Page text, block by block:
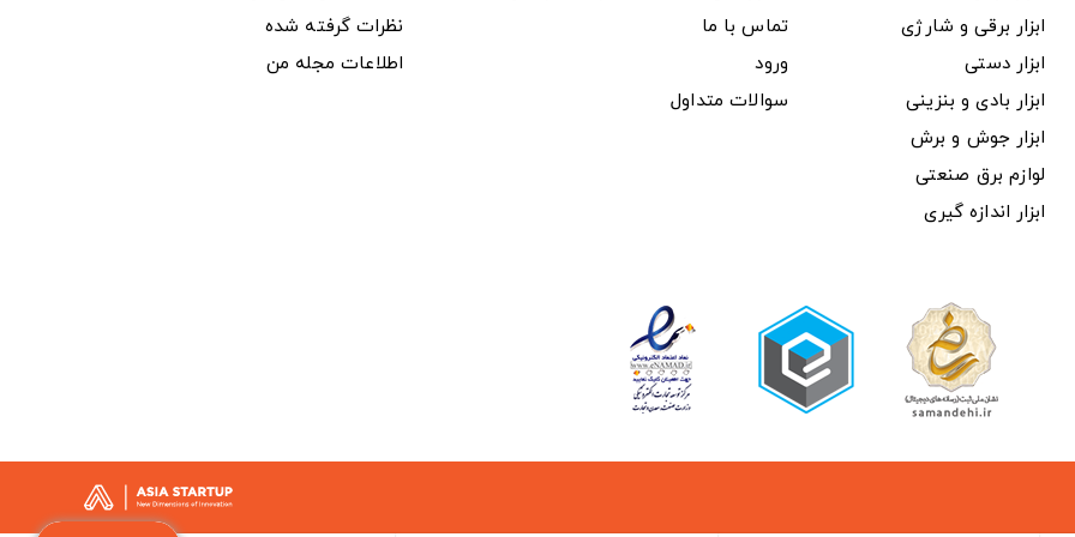
ابزار برقی و شارژی
ابزار دستی
ابزار بادی و بنزینی
ابزار جوش و برش
لوازم برق صنعتی
ابزار اندازه گیری
تماس با ما
ورود
سوالات متداول
نظرات گرفته شده
اطلاعات مجله من